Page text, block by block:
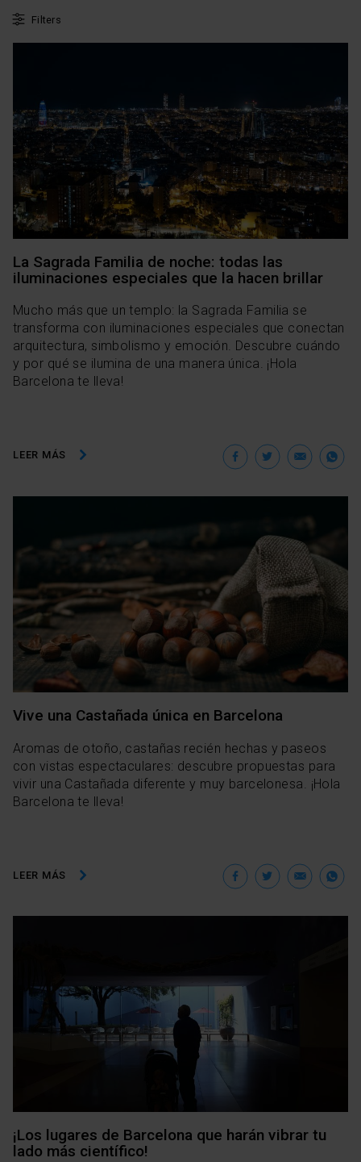
Filters
La Sagrada Familia de noche: todas las
iluminaciones especiales que la hacen brillar
Mucho más que un templo: la Sagrada Familia se
transforma con iluminaciones especiales que conectan
arquitectura, simbolismo y emoción. Descubre cuándo
y por qué se ilumina de una manera única. ¡Hola
Barcelona te lleva!
LEER MÁS Facebook
Twitter
Vive una Castañada única en Barcelona
Aromas de otoño, castañas recién hechas y paseos
con vistas espectaculares: descubre propuestas para
vivir una Castañada diferente y muy barcelonesa. ¡Hola
Barcelona te lleva!
LEER MÁS Facebook
Twitter
¡Los lugares de Barcelona que harán vibrar tu
lado más científico!